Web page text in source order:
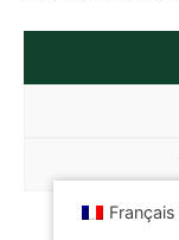
de Golf Son
droits
Français